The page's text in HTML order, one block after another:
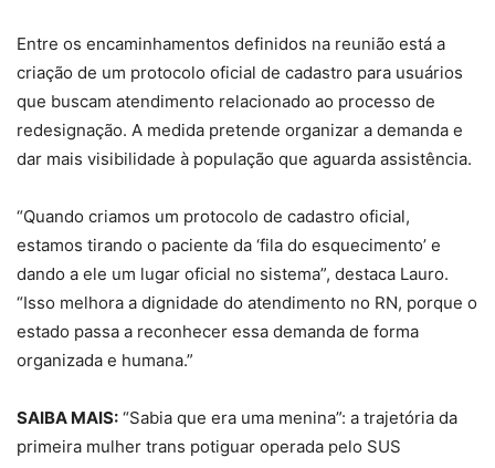
Entre os encaminhamentos definidos na reunião está a
criação de um protocolo oficial de cadastro para usuários
que buscam atendimento relacionado ao processo de
redesignação. A medida pretende organizar a demanda e
dar mais visibilidade à população que aguarda assistência.
“Quando criamos um protocolo de cadastro oficial,
estamos tirando o paciente da ‘fila do esquecimento’ e
dando a ele um lugar oficial no sistema”, destaca Lauro.
“Isso melhora a dignidade do atendimento no RN, porque o
estado passa a reconhecer essa demanda de forma
organizada e humana.”
SAIBA MAIS: “Sabia que era uma menina”: a trajetória da
primeira mulher trans potiguar operada pelo SUS